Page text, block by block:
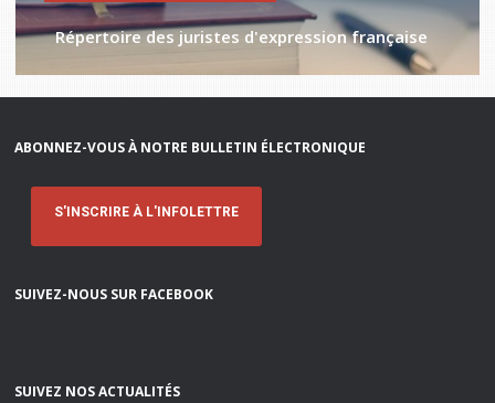
Répertoire des juristes d'expression française
ABONNEZ-VOUS À NOTRE BULLETIN ÉLECTRONIQUE
S'INSCRIRE À L'INFOLETTRE
SUIVEZ-NOUS SUR FACEBOOK
SUIVEZ NOS ACTUALITÉS